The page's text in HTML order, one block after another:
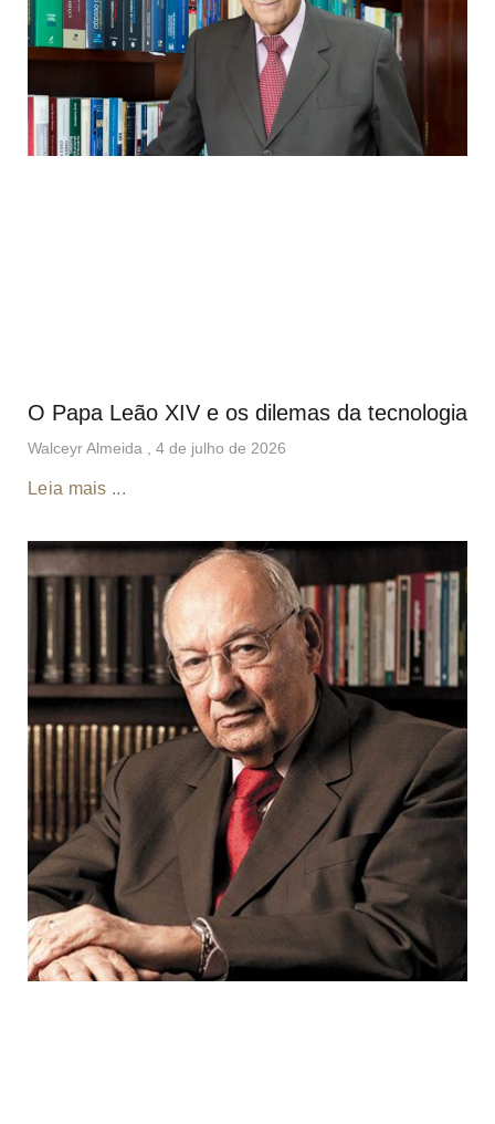
O Papa Leão XIV e os dilemas da tecnologia
Walceyr Almeida 4 de julho de 2026
Leia mais ...